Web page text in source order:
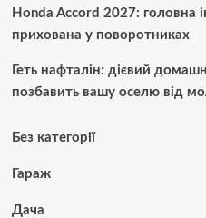
Honda Accord 2027: головна
прихована у поворотниках
Геть нафталін: дієвий
позбавить вашу оселю від
Без категорії
Гараж
Дача